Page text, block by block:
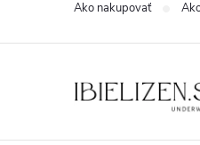
Ako nakupovať